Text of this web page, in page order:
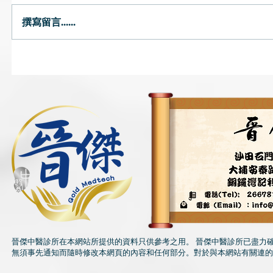
立秋喉乾點算好
撰寫留言......
晉傑中醫診所在本網站所提供的資料只供參考之用。 晉傑中醫診所已盡
無須事先通知而隨時修改本網頁的內容和任何部分。對於與本網站有關連